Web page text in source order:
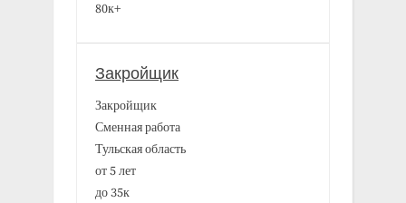
80к+
Закройщик
Закройщик
Сменная работа
Тульская область
от 5 лет
до 35к